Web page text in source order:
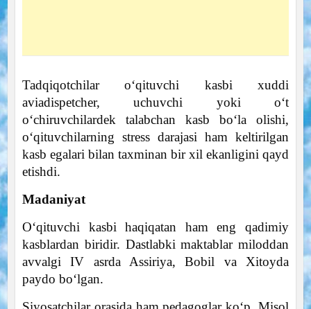
Tadqiqotchilar o‘qituvchi kasbi xuddi
aviadispetcher, uchuvchi yoki o‘t
o‘chiruvchilardek talabchan kasb bo‘la olishi,
o‘qituvchilarning stress darajasi ham keltirilgan
kasb egalari bilan taxminan bir xil ekanligini qayd
etishdi.
Madaniyat
O‘qituvchi kasbi haqiqatan ham eng qadimiy
kasblardan biridir. Dastlabki maktablar miloddan
avvalgi IV asrda Assiriya, Bobil va Xitoyda
paydo bo‘lgan.